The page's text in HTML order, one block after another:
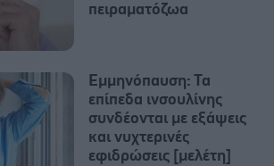
πειραματόζωα
Εμμηνόπαυση: Τα
επίπεδα ινσουλίνης
συνδέονται με εξάψεις
και νυχτερινές
εφιδρώσεις [μελέτη]